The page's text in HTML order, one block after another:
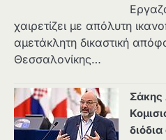
χαιρετίζει με απόλυτη
αμετάκλητη δικαστική
Θεσσαλονίκης…
Σάκης